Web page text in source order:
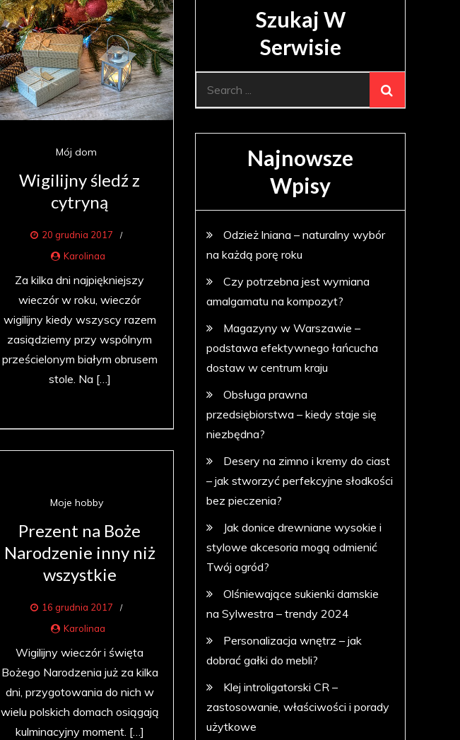
Mój dom
Wigilijny śledź z
cytryną
20 grudnia 2017
Karolinaa
Za kilka dni najpiękniejszy
wieczór w roku, wieczór
wigilijny kiedy wszyscy razem
zasiądziemy przy wspólnym
prześcielonym białym obrusem
stole. Na […]
Moje hobby
Prezent na Boże
Narodzenie inny niż
wszystkie
16 grudnia 2017
Karolinaa
Wigilijny wieczór i święta
Bożego Narodzenia już za kilka
dni, przygotowania do nich w
wielu polskich domach osiągają
kulminacyjny moment. […]
Szukaj W
Serwisie
Najnowsze
Wpisy
Odzież lniana – naturalny wybór
na każdą porę roku
Czy potrzebna jest wymiana
amalgamatu na kompozyt?
Magazyny w Warszawie –
podstawa efektywnego łańcucha
dostaw w centrum kraju
Obsługa prawna
przedsiębiorstwa – kiedy staje się
niezbędna?
Desery na zimno i kremy do ciast
– jak stworzyć perfekcyjne słodkości
bez pieczenia?
Jak donice drewniane wysokie i
stylowe akcesoria mogą odmienić
Twój ogród?
Olśniewające sukienki damskie
na Sylwestra – trendy 2024
Personalizacja wnętrz – jak
dobrać gałki do mebli?
Klej introligatorski CR –
zastosowanie, właściwości i porady
użytkowe